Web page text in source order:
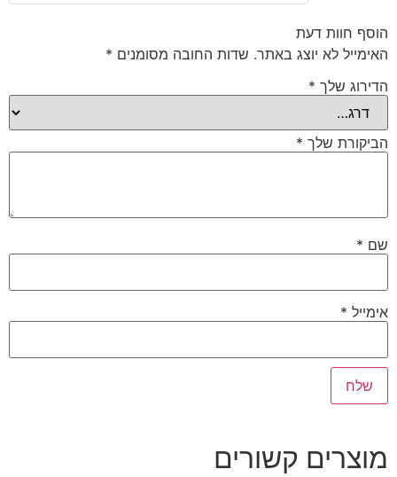
הוסף חוות דעת
האימייל לא יוצג באתר. שדות החובה מסומנים *
הדירוג שלך *
הביקורת שלך *
שם *
אימייל *
מוצרים קשורים